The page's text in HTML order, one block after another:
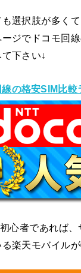
選択肢が多く
ージでドコモ回
下さい↓
線の格安SIM比
心者であれば
楽天モバイル